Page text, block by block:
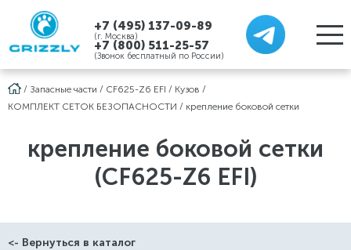
+7 (495) 137-09-89
(г. Москва)
+7 (800) 511-25-57
(Звонок бесплатный по России)
/ Запасные части / CF625-Z6 EFI / Кузов /
КОМПЛЕКТ СЕТОК БЕЗОПАСНОСТИ / крепление боковой сетки
крепление боковой сетки
(CF625-Z6 EFI)
<- Вернуться в каталог